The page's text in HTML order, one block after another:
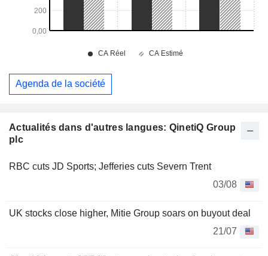
Actualités dans d'autres langues: QinetiQ Group
plc
RBC cuts JD Sports; Jefferies cuts Severn Trent
03/08
UK stocks close higher, Mitie Group soars on buyout deal
21/07
Agenda de la société